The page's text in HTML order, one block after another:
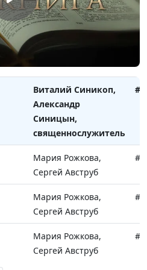
священнослужитель
Виталий Синикоп,
Александр Синицын,
священнослужитель
Виталий Синикоп,
Александр
Синицын,
священнослужитель
Мария Рожкова,
Сергей Авструб
Мария Рожкова,
Сергей Авструб
Мария Рожкова,
Сергей Авструб